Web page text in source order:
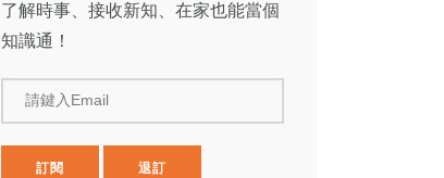
了解時事、接收新知、在家也能當個
知識通！
請鍵入Email
訂閱 退訂